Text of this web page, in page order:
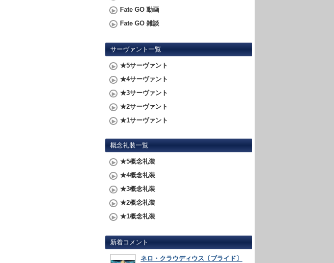
Fate GO 動画
Fate GO 雑談
サーヴァント一覧
★5サーヴァント
★4サーヴァント
★3サーヴァント
★2サーヴァント
★1サーヴァント
概念礼装一覧
★5概念礼装
★4概念礼装
★3概念礼装
★2概念礼装
★1概念礼装
新着コメント
ネロ・クラウディウス〔ブライド〕